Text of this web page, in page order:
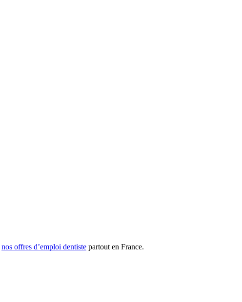
nos offres d’emploi dentiste partout en France.